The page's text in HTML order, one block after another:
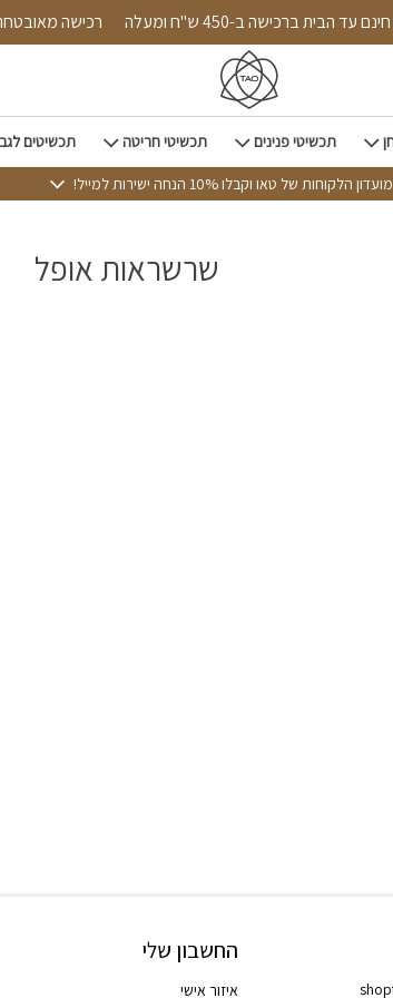
עד הבית ברכישה ב-450 ש"ח ומעלה רכישה
תכשיטי פנינים תכשיטי חריטה תכשיטים
הלקוחות של טאו וקבלו 10% הנחה ישירות למייל!
שרשראות אופל
החשבון שלי
איזור אישי